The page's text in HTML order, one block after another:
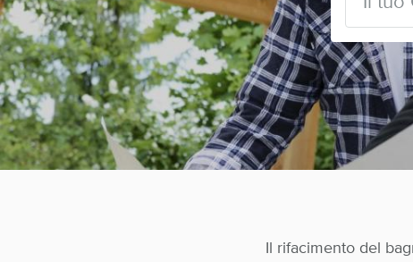
Il rifacimento del